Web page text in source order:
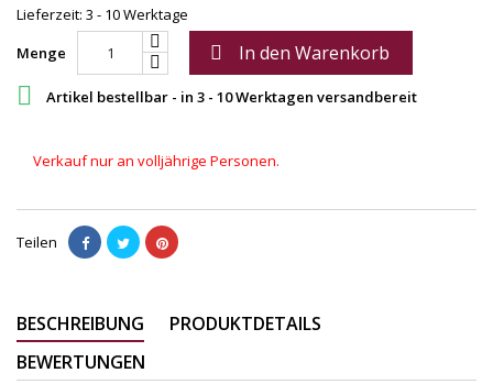
Lieferzeit: 3 - 10 Werktage
Menge
 In den Warenkorb
 Artikel bestellbar - in 3 - 10 Werktagen versandbereit
Verkauf nur an volljährige Personen.
Teilen
BESCHREIBUNG
PRODUKTDETAILS
BEWERTUNGEN